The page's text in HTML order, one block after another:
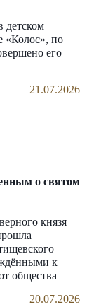
детском
«Колос», по
его
21.07.2026
о святом
князя
к
общества
20.07.2026